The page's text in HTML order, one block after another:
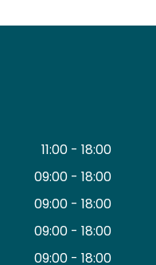
11:00 - 18:00
09:00 - 18:00
09:00 - 18:00
09:00 - 18:00
09:00 - 18:00